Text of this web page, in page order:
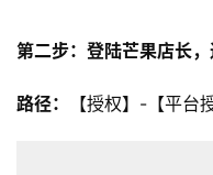
第二步：登陆芒果店长，
路径： 【授权】-【平台